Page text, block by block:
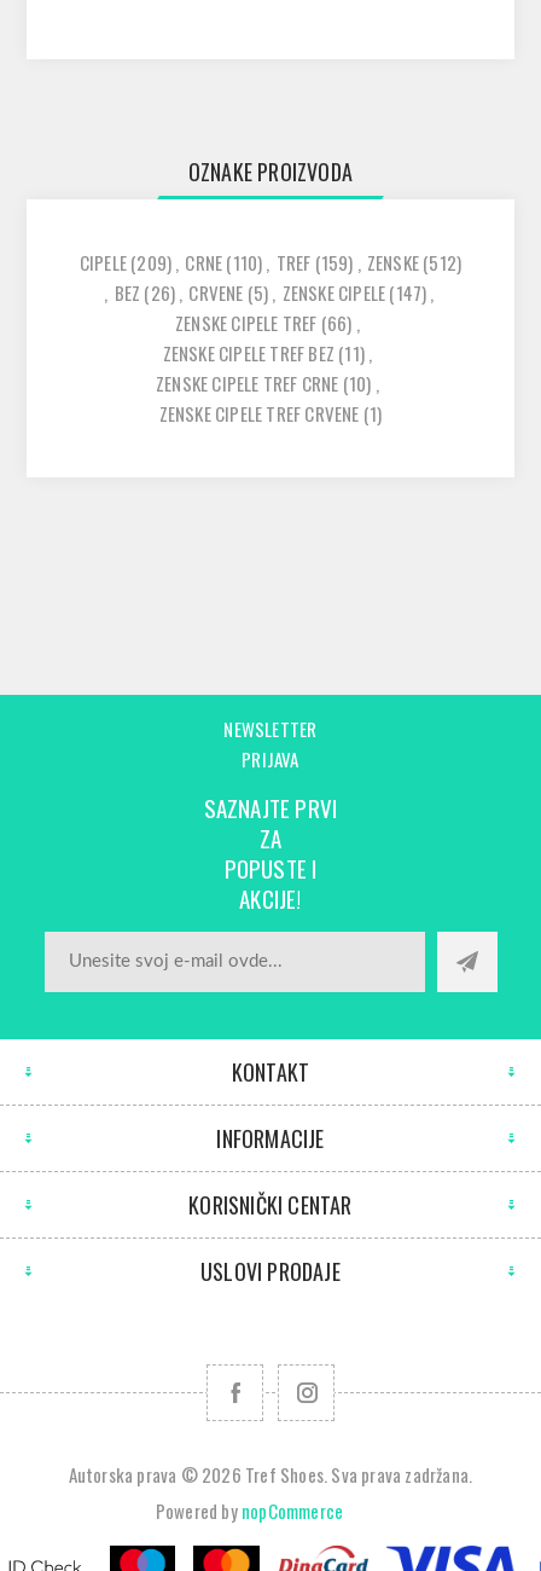
OZNAKE PROIZVODA
CIPELE(209), CRNE(110), TREF (159) , ZENSKE(512)
, BEZ (26), CRVENE (5), ZENSKE CIPELE(147),
ZENSKE CIPELE TREF (66) ,
ZENSKE CIPELE TREF BEZ (11),
ZENSKE CIPELE TREF CRNE (10) ,
ZENSKE CIPELE TREF CRVENE (1)
NEWSLETTER
PRIJAVA
SAZNAJTE PRVI
ZA
POPUSTE I
AKCIJE!
KONTAKT
INFORMACIJE
KORISNIČKI CENTAR
USLOVI PRODAJE
Autorska prava © 2026 Tref Shoes. Sva prava zadržana.
Powered bynopCommerce